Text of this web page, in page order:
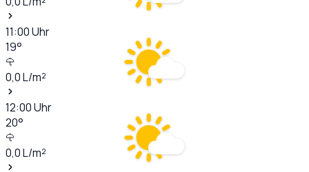
11:00Uhr
19°
0,0L/m²
12:00Uhr
20°
0,0L/m²